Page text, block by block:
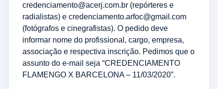
credenciamento@acerj.com.br (repórteres e
radialistas) e credenciamento.arfoc@gmail.com
(fotógrafos e cinegrafistas). O pedido deve
informar nome do profissional, cargo, empresa,
associação e respectiva inscrição. Pedimos que o
assunto do e-mail seja “CREDENCIAMENTO
FLAMENGO X BARCELONA – 11/03/2020”.